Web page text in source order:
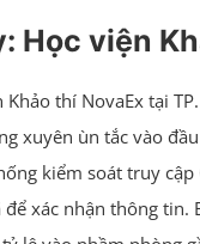
Học viện
Khảo thí NovaEx tại
xuyên ùn tắc vào
kiểm soát truy
xác nhận thông